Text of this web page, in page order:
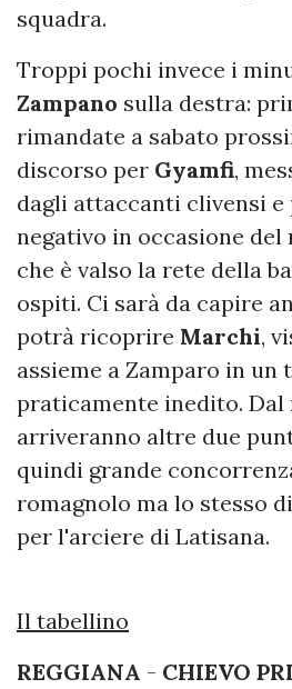
squadra.
Troppi pochi invece i
Zampano sulla destra:
rimandate a sabato
discorso per Gyamfi,
dagli attaccanti clivensi
negativo in occasione
che è valso la rete della
ospiti. Ci sarà da capire
potrà ricoprire Marchi,
assieme a Zamparo in un
praticamente inedito. Dal
arriveranno altre due
quindi grande
romagnolo ma lo stesso
per l'arciere di Latisana.
Il tabellino
REGGIANA - CHIEVO